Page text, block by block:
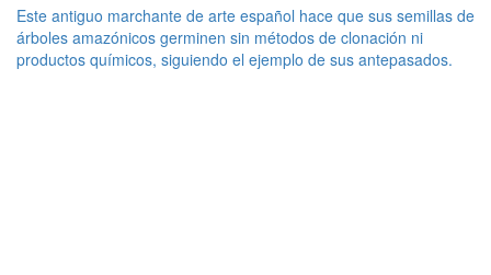
Este antiguo marchante de arte español hace que sus semillas de
árboles amazónicos germinen sin métodos de clonación ni
productos químicos, siguiendo el ejemplo de sus antepasados.